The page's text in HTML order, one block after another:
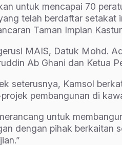
untuk mencapai 70
telah berdaftar setakat
Taman Impian
MAIS, Datuk Mohd.
Ab Ghani dan Ketua
sete­rusnya, Kamsol
pembangunan di
untuk
dengan pihak berkaitan